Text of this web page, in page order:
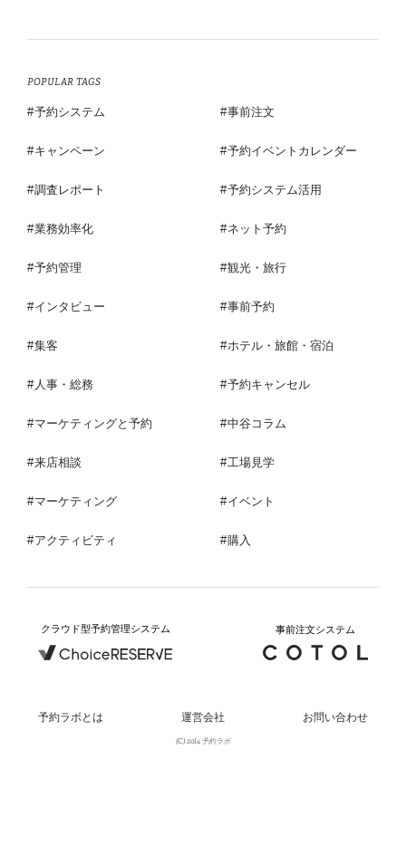
POPULAR TAGS
予約システム 事前注文
キャンペーン 予約イベントカレンダー
調査レポート 予約システム活用
業務効率化 ネット予約
予約管理 観光・旅行
インタビュー 事前予約
集客 ホテル・旅館・宿泊
人事・総務 予約キャンセル
マーケティングと予約 中谷コラム
来店相談 工場見学
マーケティング イベント
アクティビティ 購入
クラウド型予約管理システム 事前注文システム
予約ラボとは 運営会社 お問い合わせ
(C) 2014 予約ラボ